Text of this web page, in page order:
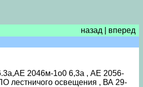
назад
вперед
2046м-1о0 6,3а , АЕ 2056-
лестничого освещения , ВА 29-